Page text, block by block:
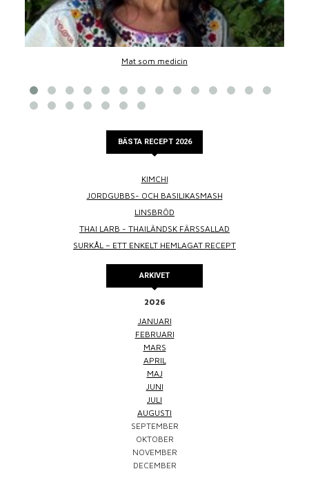
Mat som medicin
BÄSTA RECEPT 2026
KIMCHI
JORDGUBBS- OCH BASILIKASMASH
LINSBRÖD
THAI LARB - THAILÄNDSK FÄRSSALLAD
SURKÅL – ETT ENKELT HEMLAGAT RECEPT
ARKIVET
2026
JANUARI
FEBRUARI
MARS
APRIL
MAJ
JUNI
JULI
AUGUSTI
SEPTEMBER
OKTOBER
NOVEMBER
DECEMBER